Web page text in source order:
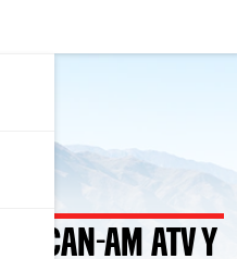
CAN-AM ATV Y